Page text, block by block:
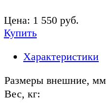
Цена: 1 550 руб.
Купить
Характеристики
Размеры внешние,
Вес, кг: